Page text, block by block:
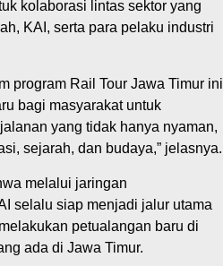
kolaborasi lintas sektor yang
KAI, serta para pelaku industri
program Rail Tour Jawa Timur ini
bagi masyarakat untuk
yang tidak hanya nyaman,
sejarah, dan budaya,” jelasnya.
melalui jaringan
selalu siap menjadi jalur utama
petualangan baru di
ada di Jawa Timur.